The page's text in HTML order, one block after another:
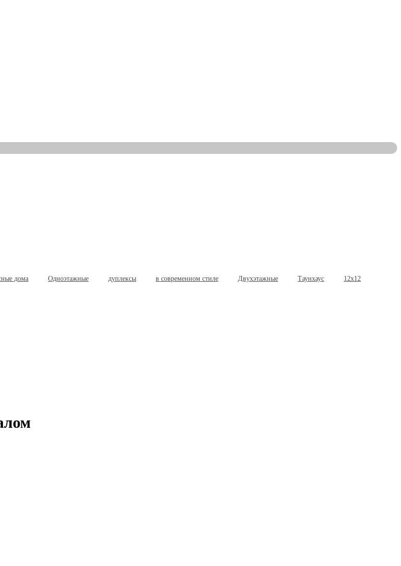
дома Одноэтажные дуплексы в современном стиле Двухэтажные Таунхаус 12х12